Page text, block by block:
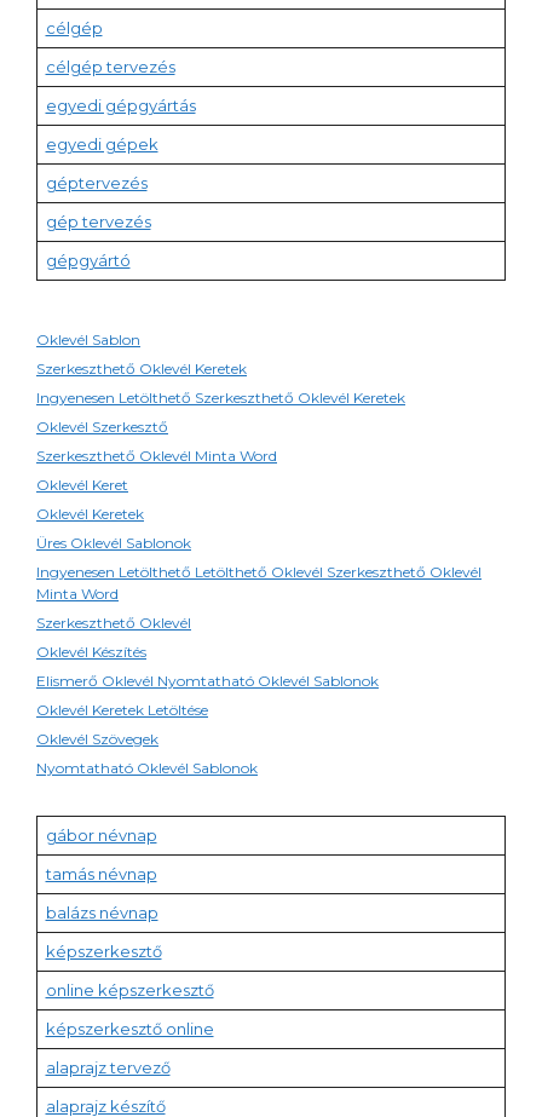
célgép
célgép tervezés
egyedi gépgyártás
egyedi gépek
géptervezés
gép tervezés
gépgyártó
Oklevél Sablon
Szerkeszthető Oklevél Keretek
Ingyenesen Letölthető Szerkeszthető Oklevél Keretek
Oklevél Szerkesztő
Szerkeszthető Oklevél Minta Word
Oklevél Keret
Oklevél Keretek
Üres Oklevél Sablonok
Ingyenesen Letölthető Letölthető Oklevél Szerkeszthető Oklevél
Minta Word
Szerkeszthető Oklevél
Oklevél Készítés
Elismerő Oklevél Nyomtatható Oklevél Sablonok
Oklevél Keretek Letöltése
Oklevél Szövegek
Nyomtatható Oklevél Sablonok
gábor névnap
tamás névnap
balázs névnap
képszerkesztő
online képszerkesztő
képszerkesztő online
alaprajz tervező
alaprajz készítő